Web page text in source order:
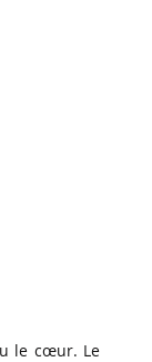
le cœur. Le